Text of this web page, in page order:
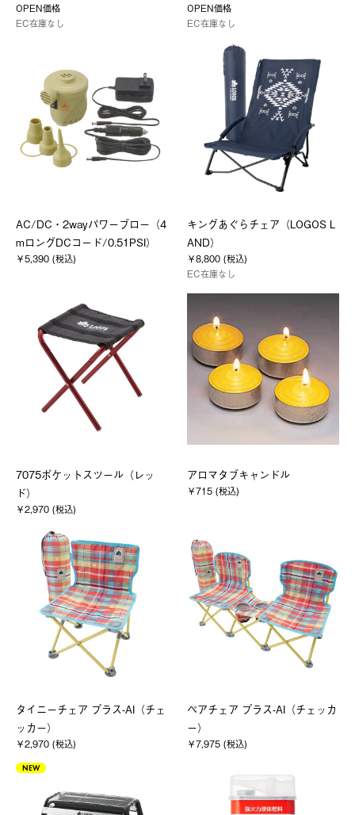
OPEN価格
EC在庫なし
OPEN価格
EC在庫なし
AC/DC・2wayパワーブロー（4
mロングDCコード/0.51PSI）
￥5,390 (税込)
キングあぐらチェア（LOGOS L
AND）
￥8,800 (税込)
EC在庫なし
7075ポケットスツール（レッ
ド）
￥2,970 (税込)
アロマタブキャンドル
￥715 (税込)
タイニーチェア プラス-AI（チェ
ッカー）
￥2,970 (税込)
ペアチェア プラス-AI（チェッカ
ー）
￥7,975 (税込)
NEW